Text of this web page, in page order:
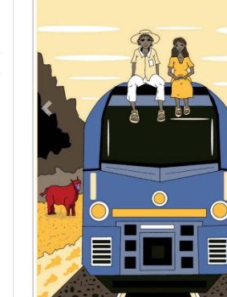
Previous